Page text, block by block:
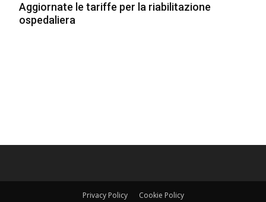
Aggiornate le tariffe per la riabilitazione
ospedaliera
Privacy Policy Cookie Policy